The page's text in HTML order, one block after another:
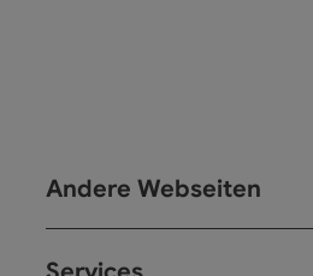
Andere Webseiten